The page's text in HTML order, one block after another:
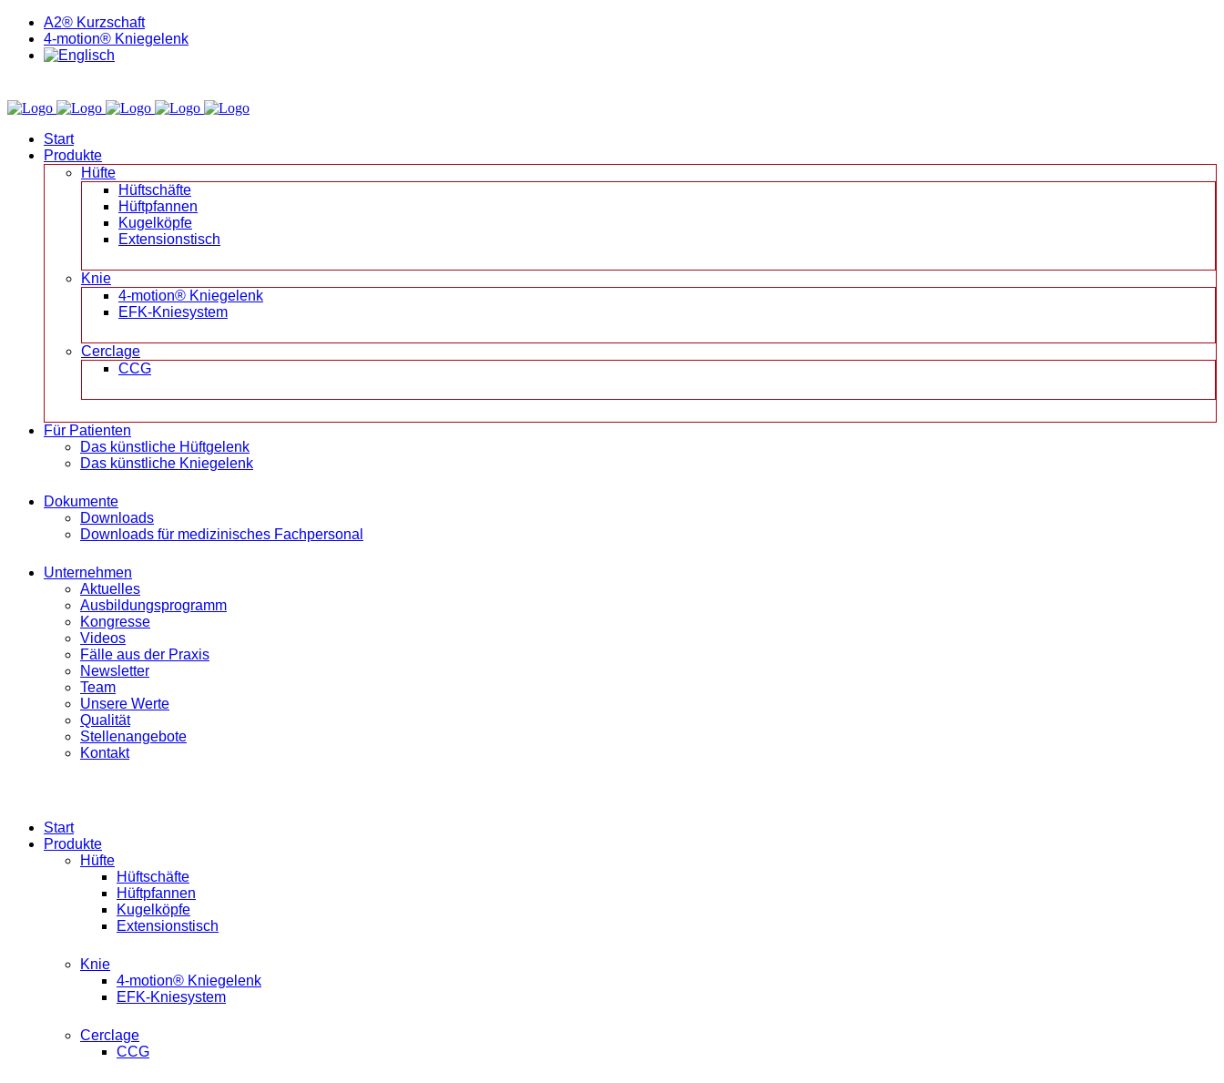
A2® Kurzschaft
4-motion® Kniegelenk
Start
Produkte
Hüfte
Hüftschäfte
Hüftpfannen
Kugelköpfe
Extensionstisch
Knie
4-motion® Kniegelenk
EFK-Kniesystem
Cerclage
CCG
Für Patienten
Das künstliche Hüftgelenk
Das künstliche Kniegelenk
Dokumente
Downloads
Downloads für medizinisches Fachpersonal
Unternehmen
Aktuelles
Ausbildungsprogramm
Kongresse
Videos
Fälle aus der Praxis
Newsletter
Team
Unsere Werte
Qualität
Stellenangebote
Kontakt
Start
Produkte
Hüfte
Hüftschäfte
Hüftpfannen
Kugelköpfe
Extensionstisch
Knie
4-motion® Kniegelenk
EFK-Kniesystem
Cerclage
CCG